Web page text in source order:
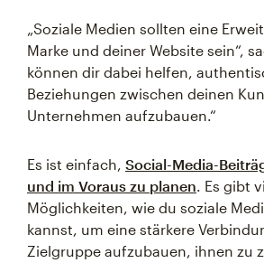
„Soziale Medien sollten eine
Marke und deiner Website sein“,
können dir dabei helfen,
Beziehungen zwischen deinen
Unternehmen aufzubauen.“
Es ist einfach, Social-Media-
und im Voraus zu planen. Es gibt
Möglichkeiten, wie du soziale
kannst, um eine stärkere
Zielgruppe aufzubauen, ihnen zu